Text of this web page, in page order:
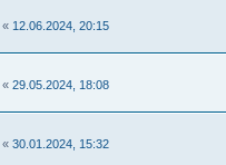
« 12.06.2024, 20:15
« 29.05.2024, 18:08
« 30.01.2024, 15:32